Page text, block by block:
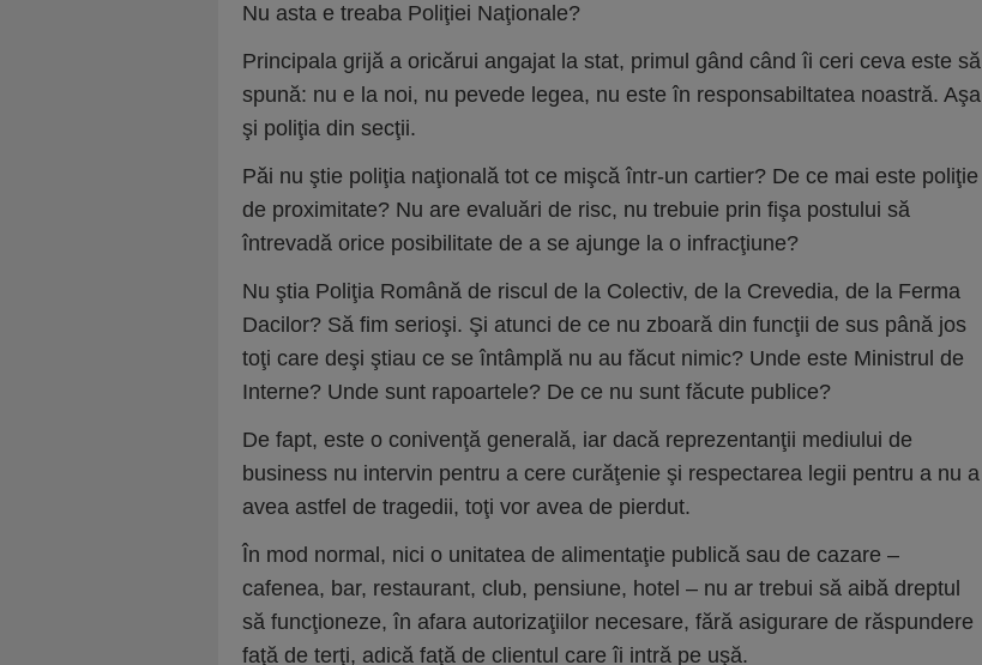
Nu asta e treaba Poliţiei Naţionale?
Principala grijă a oricărui angajat la stat, primul gând când îi ceri ceva este să
spună: nu e la noi, nu pevede legea, nu este în responsabiltatea noastră. Aşa
şi poliţia din secţii.
Păi nu ştie poliţia naţională tot ce mişcă într-un cartier? De ce mai este poliţie
de proximitate? Nu are evaluări de risc, nu trebuie prin fişa postului să
întrevadă orice posibilitate de a se ajunge la o infracţiune?
Nu ştia Poliţia Română de riscul de la Colectiv, de la Crevedia, de la Ferma
Dacilor? Să fim serioşi. Şi atunci de ce nu zboară din funcţii de sus până jos
toţi care deşi ştiau ce se întâmplă nu au făcut nimic? Unde este Ministrul de
Interne? Unde sunt rapoartele? De ce nu sunt făcute publice?
De fapt, este o conivenţă generală, iar dacă reprezentanţii mediului de
business nu intervin pentru a cere curăţenie şi respectarea legii pentru a nu a
avea astfel de tragedii, toţi vor avea de pierdut.
În mod normal, nici o unitatea de alimentaţie publică sau de cazare –
cafenea, bar, restaurant, club, pensiune, hotel – nu ar trebui să aibă dreptul
să funcţioneze, în afara autorizaţiilor necesare, fără asigurare de răspundere
faţă de terţi, adică faţă de clientul care îi intră pe uşă.